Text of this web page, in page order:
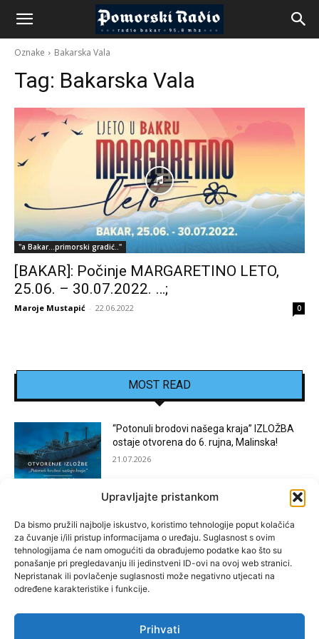
Upravljajte pristankom
Da bismo pružili najbolje iskustvo, koristimo tehnologije poput kolačića
za čuvanje i/ili pristup informacijama o uređaju. Suglasnost s ovim
tehnologijama će nam omogućiti da obrađujemo podatke kao što su
ponašanje pri pregledavanju ili jedinstveni ID-ovi na ovoj web stranici.
Nepristanak ili povlačenje suglasnosti može negativno utjecati na
određene karakteristike i funkcije.
Prihvati
Oznake Bakarska Vala
Tag: Bakarska Vala
"a Bakar...primorski gradić.."
[BAKAR]: Počinje MARGARETINO LETO,
25.06. – 30.07.2022. …;
Maroje Mustapić - 22.06.2022 0
MOST READ
“Potonuli brodovi našega kraja” IZLOŽBA
ostaje otvorena do 6. rujna, Malinska!
21.07.2026
KOSTRENI”
15.07.2026
[BAKAR]: MARGARETINO LETO 2026!